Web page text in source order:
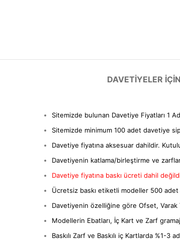
DAVETIYELER
Sitemizde bulunan Davetiye Fiyatları 1
Sitemizde minimum 100 adet davetiye
Davetiye fiyatına aksesuar dahildir.
Davetiyenin katlama/birleştirme ve
Davetiye fiyatına baskı ücreti dahil
Ücretsiz baskı etiketli modeller 500
Davetiyenin özelliğine göre Ofset, Varak
Modellerin Ebatları, İç Kart ve Zarf
Baskılı Zarf ve Baskılı iç Kartlarda %1-3